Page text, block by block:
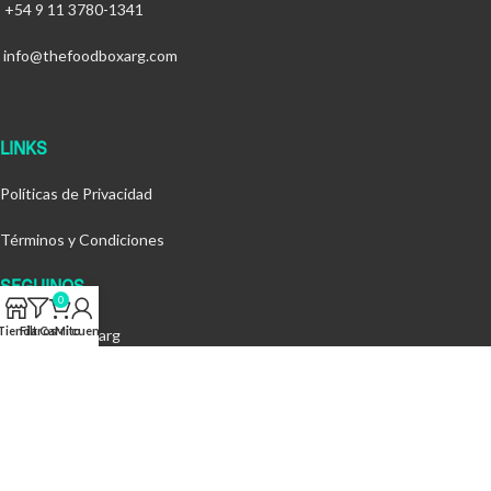
+54 9 11 3780-1341
info@thefoodboxarg.com
LINKS
Políticas de Privacidad
Términos y Condiciones
SEGUINOS
@thefoodboxarg
Filtros
0
Carrito
Mi cuenta